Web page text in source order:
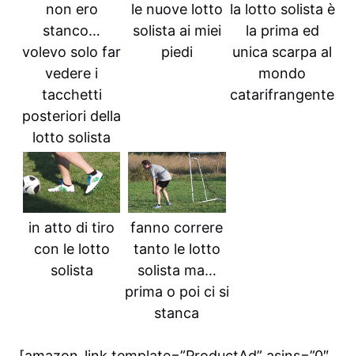
non ero
stanco…
volevo solo far
vedere i
tacchetti
posteriori della
lotto solista
le nuove lotto
solista ai miei
piedi
la lotto solista è
la prima ed
unica scarpa al
mondo
catarifrangente
in atto di tiro
con le lotto
solista
fanno correre
tanto le lotto
solista ma…
prima o poi ci si
stanca